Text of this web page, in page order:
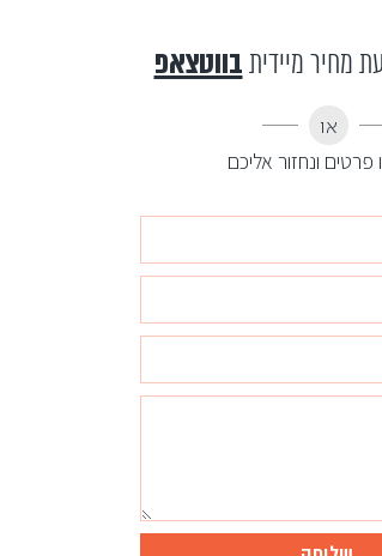
מחיר מיידיתבווטצאפ
או
פרטים ונחזור אליכם